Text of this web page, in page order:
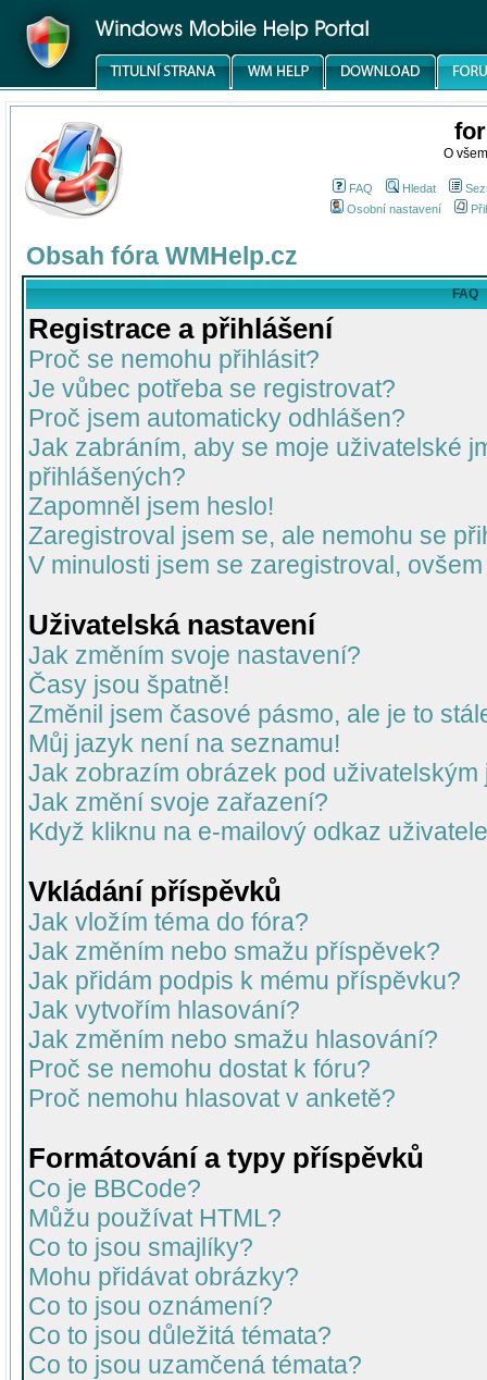
O
FAQ Hledat
Osobní nastavení
Obsah fóra WMHelp.cz
FAQ
Registrace a přihlášení
Proč se nemohu přihlásit?
Je vůbec potřeba se registrovat?
Proč jsem automaticky odhlášen?
Jak zabráním, aby se moje uživatelské
přihlášených?
Zapomněl jsem heslo!
Zaregistroval jsem se, ale nemohu se
V minulosti jsem se zaregistroval,
Uživatelská nastavení
Jak změním svoje nastavení?
Časy jsou špatně!
Změnil jsem časové pásmo, ale je to
Můj jazyk není na seznamu!
Jak zobrazím obrázek pod uživatelským
Jak změní svoje zařazení?
Když kliknu na e-mailový odkaz
Vkládání příspěvků
Jak vložím téma do fóra?
Jak změním nebo smažu příspěvek?
Jak přidám podpis k mému příspěvku?
Jak vytvořím hlasování?
Jak změním nebo smažu hlasování?
Proč se nemohu dostat k fóru?
Proč nemohu hlasovat v anketě?
Formátování a typy příspěvků
Co je BBCode?
Můžu používat HTML?
Co to jsou smajlíky?
Mohu přidávat obrázky?
Co to jsou oznámení?
Co to jsou důležitá témata?
Co to jsou uzamčená témata?